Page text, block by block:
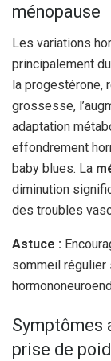
ménopause
Les variations
principalement
la progestérone,
grossesse,
adaptation
effondrement
baby blues. La
diminution
des troubles
Astuce :
sommeil régulier
Symptômes
prise de